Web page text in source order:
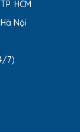
HCM
Nội
7)